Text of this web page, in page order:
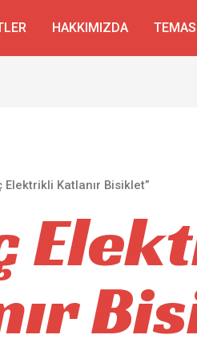
HAKKIMIZDA
Katlanır Bisiklet”